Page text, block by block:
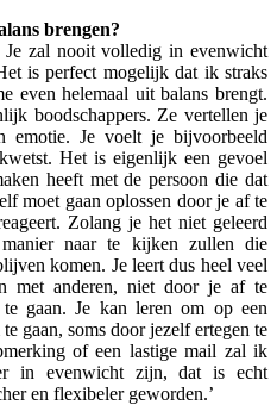
brengen?
Je zal nooit volledig in evenwicht
is perfect mogelijk dat ik straks
even helemaal uit balans brengt.
boodschappers. Ze vertellen je
emotie. Je voelt je bijvoorbeeld
Het is eigenlijk een gevoel
heeft met de persoon die dat
moet gaan oplossen door je af te
Zolang je het niet geleerd
naar te kijken zullen die
komen. Je leert dus heel veel
met anderen, niet door je af te
gaan. Je kan leren om op een
gaan, soms door jezelf ertegen te
of een lastige mail zal ik
in evenwicht zijn, dat is echt
en flexibeler geworden.’